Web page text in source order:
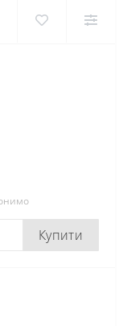
Купити